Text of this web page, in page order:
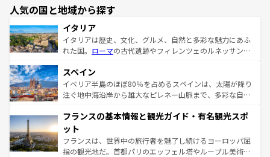
人気の国と地域から探す
イタリア
イタリアは歴史、文化、グルメ、自然と多彩な魅力にあふ
れた国。 ローマの古代遺跡やフィレンツェのルネッサンス
ろん、トスカーナの美しい田園風景やアマルフィ海岸の絶
景など、自然景観も見逃せない。観光の合間には、本場の
ピザやパスタなど、絶品のイタリア料理を堪能することも
ませてくれるイタリアで、忘れられない旅をしてみよう！
なお、新着のイタリア情報は
しい。
スペイン
イベリア半島のほぼ80％を占めるスペインは、太陽が降り
注ぐ地中海沿岸から雄大なピレネー山脈まで、多彩な自然
文化が根付くこの国では、情熱的なフラメンコ、熱気あふ
れる闘牛、そして美味しいタパスが生活の一部となってい
る。首都マドリードの洗練された雰囲気や、バルセロナの
アートに溢れた街角から、地方では古代ローマ遺跡や中世
フランスの基本情報と観光ガイド・有名観光スポ
ット
フランスは、世界中の旅行者を魅了し続けるヨーロッパ屈
指の観光地だ。首都パリのエッフェル塔やルーブル美術館